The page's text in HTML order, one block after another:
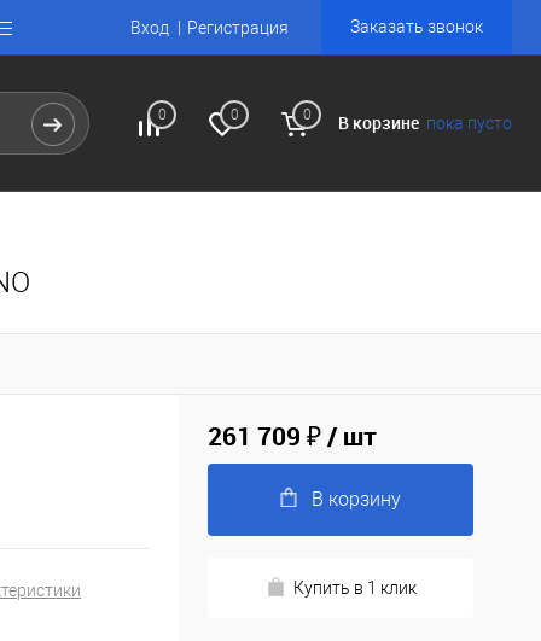
Вход Регистрация Заказать звонок
0 0 0 В корзине пока пусто
261 709 ₽/ шт
В корзину
Купить в 1 клик